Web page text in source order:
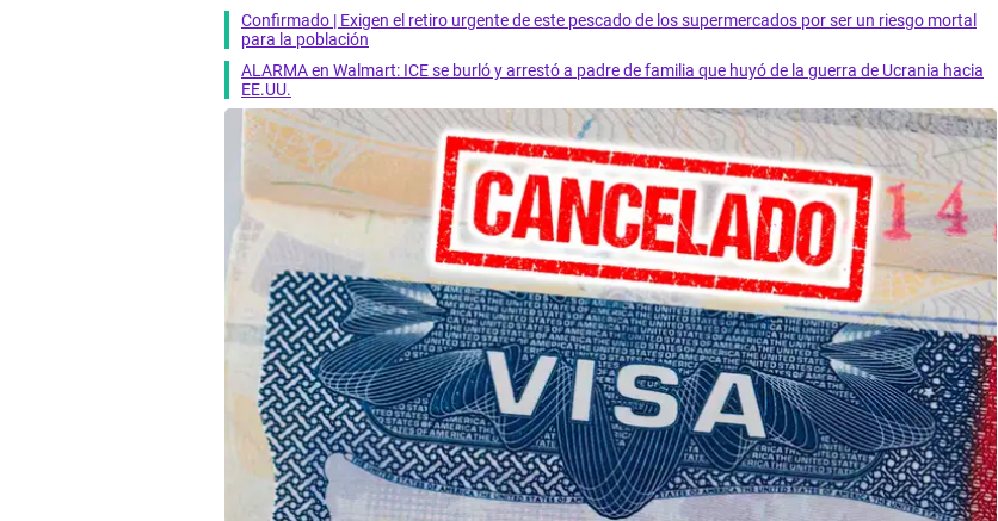
Confirmado | Exigen el retiro urgente de este pescado de los supermercados por ser un riesgo mortal
para la población
ALARMA en Walmart: ICE se burló y arrestó a padre de familia que huyó de la guerra de Ucrania hacia
EE.UU.